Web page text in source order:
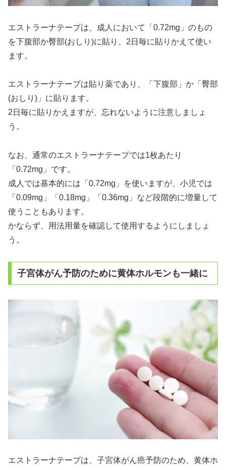
エストラーナテープは、成人において「0.72mg」のもの
を下腹部か臀部(おしり)に貼り、2日毎に貼りかえて使い
ます。
エストラーナテープは貼り薬であり、「下腹部」か「臀部
(おしり)」に貼ります。
2日毎に貼りかえますが、忘れないように注意しましょ
う。
なお、通常のエストラーナテープでは1枚あたり
「0.72mg」です。
成人では基本的には「0.72mg」を使いますが、小児では
「0.09mg」「0.18mg」「0.36mg」など段階的に増量して
使うこともあります。
かならず、用法用量を確認して使用するようにしましょ
う。
子宮体がん予防のために黄体ホルモンも一緒に
エストラーナテープは、子宮体がん癌予防のため、黄体ホ